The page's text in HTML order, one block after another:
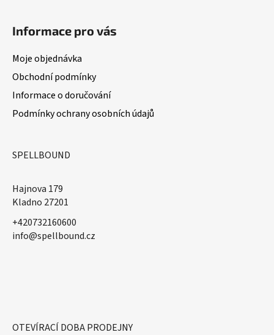
Informace pro vás
Moje objednávka
Obchodní podmínky
Informace o doručování
Podmínky ochrany osobních údajů
SPELLBOUND
Hajnova 179
Kladno 27201
+420732160600
​info@spellbound.cz
OTEVÍRACÍ DOBA PRODEJNY